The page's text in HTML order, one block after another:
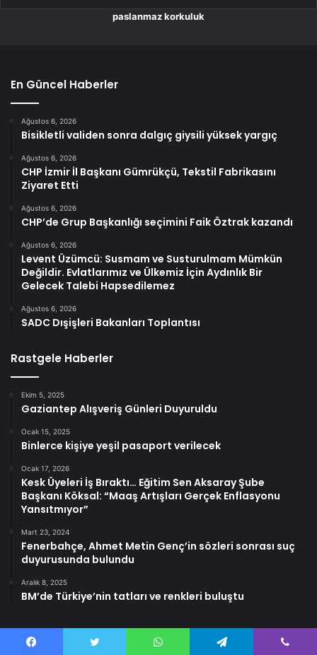
paslanmaz korkuluk
En Güncel Haberler
Ağustos 6, 2026
Bisikletli validen sonra dalgıç giysili yüksek yargıç
Ağustos 6, 2026
CHP İzmir İl Başkanı Gümrükçü, Tekstil Fabrikasını
Ziyaret Etti
Ağustos 6, 2026
CHP’de Grup Başkanlığı seçimini Faik Öztrak kazandı
Ağustos 6, 2026
Levent Üzümcü: Susmam ve Susturulmam Mümkün
Değildir. Evlatlarımız ve Ülkemiz İçin Aydınlık Bir
Gelecek Talebi Hapsedilemez
Ağustos 6, 2026
SADC Dışişleri Bakanları Toplantısı
Rastgele Haberler
Ekim 5, 2025
Gaziantep Alışveriş Günleri Duyuruldu
Ocak 15, 2025
Binlerce kişiye yeşil pasaport verilecek
Ocak 17, 2026
Kesk Üyeleri İş Bıraktı… Eğitim Sen Aksaray Şube
Başkanı Köksal: “Maaş Artışları Gerçek Enflasyonu
Yansıtmıyor”
Mart 23, 2024
Fenerbahçe, Ahmet Metin Genç’in sözleri sonrası suç
duyurusunda bulundu
Aralık 8, 2025
BM’de Türkiye’nin tatları ve renkleri buluştu